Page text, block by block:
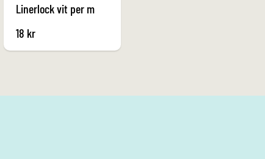
Linerlock vit per m
18 kr